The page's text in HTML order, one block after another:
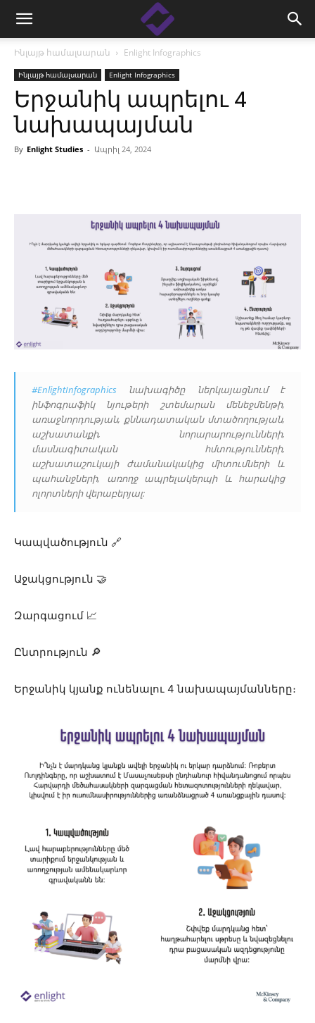
Ինլայթ համալսարան Enlight Infographics
Ինլայթ համալսարան Enlight Infographics
Երջանիկ ապրելու 4
նախապայման
By Enlight Studies - Ապրիլ 24, 2024
#EnlightInfographics նախագիծը ներկայացնում է
ինֆոգրաֆիկ նյութերի շտեմարան մենեջմենթի,
առաջնորդության, քննադատական մտածողության,
աշխատանքի, նորարարությունների,
մասնագիտական հմտությունների,
աշխատաշուկայի ժամանակակից միտումների և
պահանջների, առողջ ապրելակերպի և հարակից
ոլորտների վերաբերյալ:
Կապվածություն 🔗
Աջակցություն 🤝
Զարգացում 📈
Ընտրություն 🔎
Երջանիկ կյանք ունենալու 4 նախապայմանները։